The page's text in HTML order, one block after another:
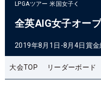
LPGAツアー 米国女子
全英AIG女子オー
2019年8月1日-8月4日賞
大会TOP リーダーボード